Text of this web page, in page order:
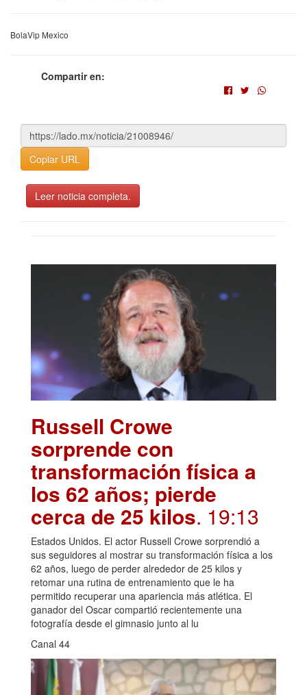
BolaVip Mexico
Compartir en:
Copiar URL
Leer noticia completa.
Russell Crowe
sorprende con
transformación física a
los 62 años; pierde
cerca de 25 kilos. 19:13
Estados Unidos. El actor Russell Crowe sorprendió a
sus seguidores al mostrar su transformación física a los
62 años, luego de perder alrededor de 25 kilos y
retomar una rutina de entrenamiento que le ha
permitido recuperar una apariencia más atlética. El
ganador del Oscar compartió recientemente una
fotografía desde el gimnasio junto al lu
Canal 44